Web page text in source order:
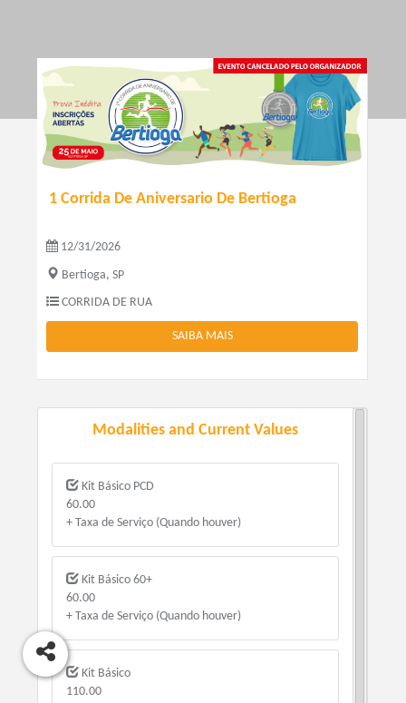
1 Corrida De Aniversario De Bertioga
12/31/2026
Bertioga, SP
CORRIDA DE RUA
SAIBA MAIS
Modalities and Current Values
Kit Básico PCD
60.00
+ Taxa de Serviço (Quando houver)
Kit Básico 60+
60.00
+ Taxa de Serviço (Quando houver)
Kit Básico
110.00